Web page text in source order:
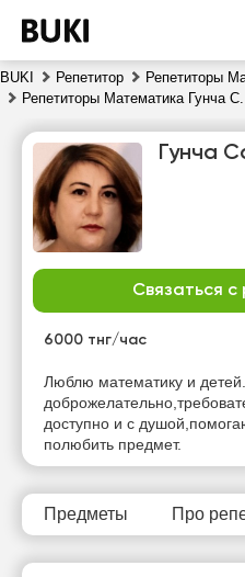
BUKI Репетитор
Репетиторы
Репетиторы Математика Гунча С.
Гунча
Связаться с
6000 тнг/час
Люблю математику и
доступно и с
полюбить предмет.
Предметы Про
вс
Нет
свободных
часов
10:00
10:30
11:00
11:30